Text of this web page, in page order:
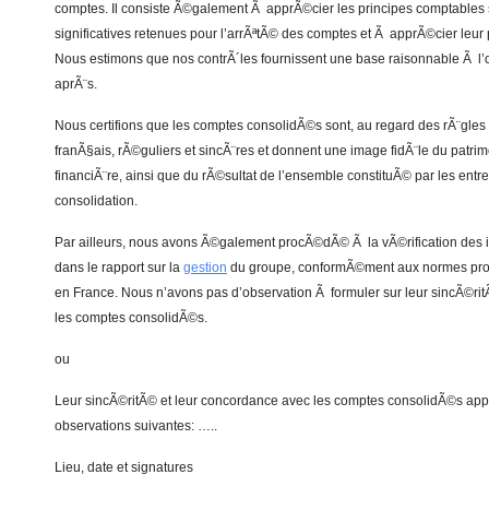
comptes. Il consiste Ã©galement Ã apprÃ©cier les principes comptables
significatives retenues pour l’arrÃªtÃ© des comptes et Ã apprÃ©cier leur
Nous estimons que nos contrÃ´les fournissent une base raisonnable Ã
aprÃ¨s.
Nous certifions que les comptes consolidÃ©s sont, au regard des
franÃ§ais, rÃ©guliers et sincÃ¨res et donnent une image fidÃ¨le du
financiÃ¨re, ainsi que du rÃ©sultat de l’ensemble constituÃ© par les
consolidation.
Par ailleurs, nous avons Ã©galement procÃ©dÃ© Ã la vÃ©rification des
dans le rapport sur la gestion du groupe, conformÃ©ment aux normes
en France. Nous n’avons pas d’observation Ã formuler sur leur
les comptes consolidÃ©s.
ou
Leur sincÃ©ritÃ© et leur concordance avec les comptes consolidÃ©s
observations suivantes: …..
Lieu, date et signatures